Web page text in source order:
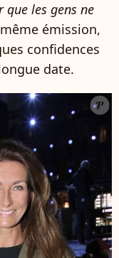
que les gens ne
émission,
confidences
date.